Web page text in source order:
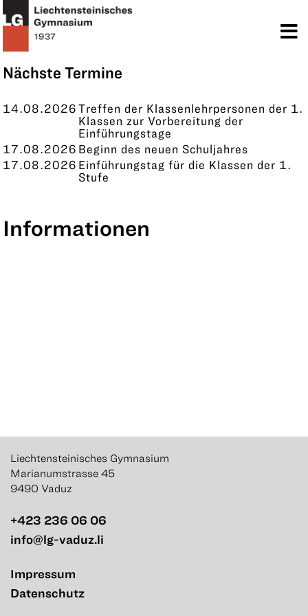
Nächste Termine
14.08.2026Treffen der Klassenlehrpersonen der 1.
Klassen zur Vorbereitung der
Einführungstage
17.08.2026 Beginn des neuen Schuljahres
17.08.2026 Einführungstag für die Klassen der 1.
Stufe
KONTAKT
Informationen
Liechtensteinisches Gymnasium
Marianumstrasse 45
9490 Vaduz
+423 236 06 06
info@lg-vaduz.li
Impressum
Datenschutz